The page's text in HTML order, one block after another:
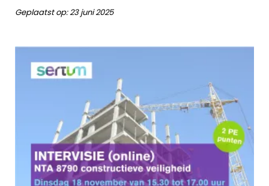
Geplaatst op:23 juni 2025